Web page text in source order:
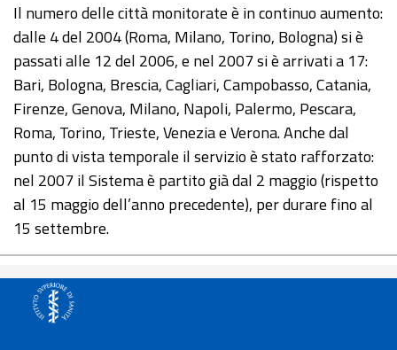
Il numero delle città monitorate è in continuo aumento:
dalle 4 del 2004 (Roma, Milano, Torino, Bologna) si è
passati alle 12 del 2006, e nel 2007 si è arrivati a 17:
Bari, Bologna, Brescia, Cagliari, Campobasso, Catania,
Firenze, Genova, Milano, Napoli, Palermo, Pescara,
Roma, Torino, Trieste, Venezia e Verona. Anche dal
punto di vista temporale il servizio è stato rafforzato:
nel 2007 il Sistema è partito già dal 2 maggio (rispetto
al 15 maggio dell’anno precedente), per durare fino al
15 settembre.